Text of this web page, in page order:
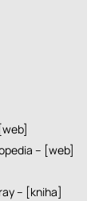
[web]
– [web]
– [kniha]